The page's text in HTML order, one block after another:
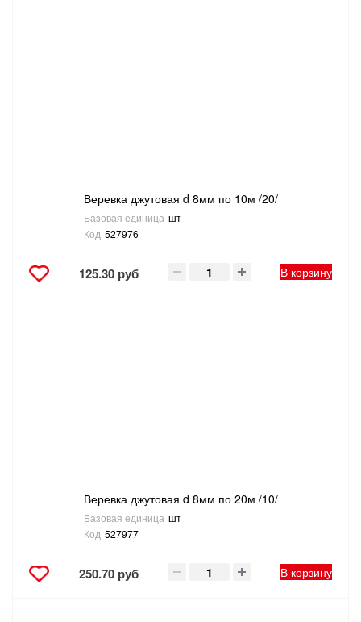
ЭЛЕКТРОМОНТАЖНЫЕ ТОВАРЫ, СВЕТОТЕХНИКА
Веревка джутовая d 8мм по 10м /20/
Базовая единица шт
Код 527976
125.30 руб В корзину
Веревка джутовая d 8мм по 20м /10/
Базовая единица шт
Код 527977
250.70 руб В корзину